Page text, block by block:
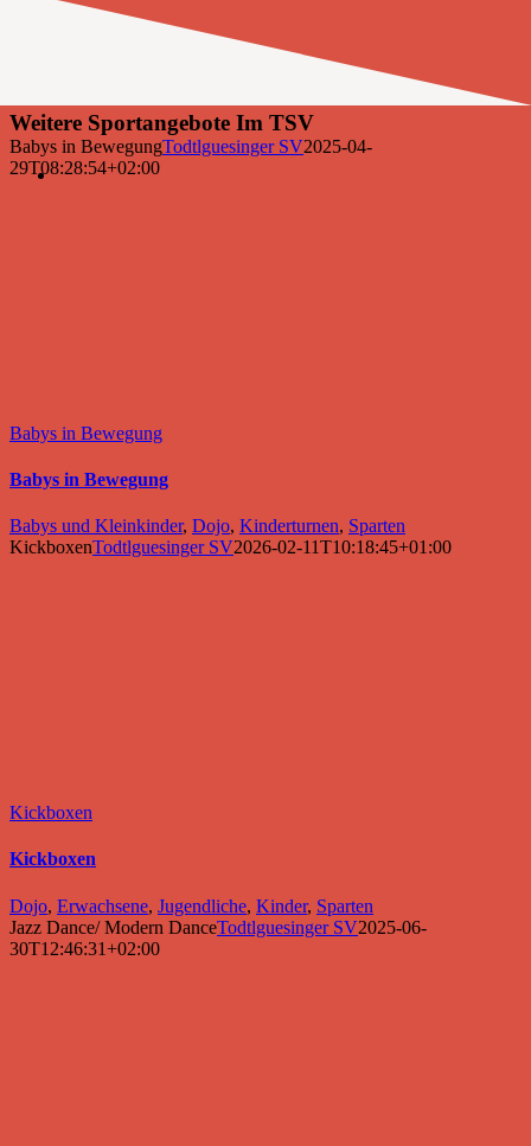
Weitere Sportangebote Im TSV
Babys in BewegungTodtlguesinger SV2025-04-
29T08:28:54+02:00
Babys in Bewegung
Babys in Bewegung
Babys und Kleinkinder, Dojo, Kinderturnen, Sparten
KickboxenTodtlguesinger SV2026-02-11T10:18:45+01:00
Kickboxen
Kickboxen
Dojo, Erwachsene, Jugendliche, Kinder, Sparten
Jazz Dance/ Modern DanceTodtlguesinger SV2025-06-
30T12:46:31+02:00